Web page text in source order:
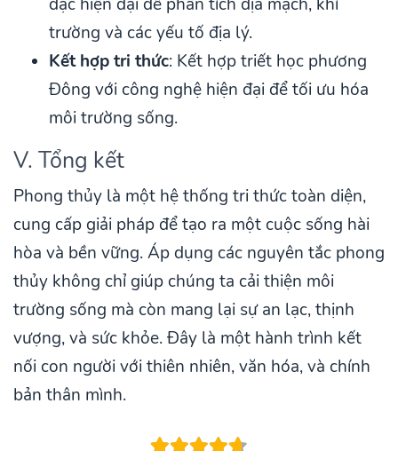
đạc hiện đại để phân tích địa mạch, khí
trường và các yếu tố địa lý.
Kết hợp tri thức: Kết hợp triết học phương
Đông với công nghệ hiện đại để tối ưu hóa
môi trường sống.
V. Tổng kết
Phong thủy là một hệ thống tri thức toàn diện,
cung cấp giải pháp để tạo ra một cuộc sống hài
hòa và bền vững. Áp dụng các nguyên tắc phong
thủy không chỉ giúp chúng ta cải thiện môi
trường sống mà còn mang lại sự an lạc, thịnh
vượng, và sức khỏe. Đây là một hành trình kết
nối con người với thiên nhiên, văn hóa, và chính
bản thân mình.